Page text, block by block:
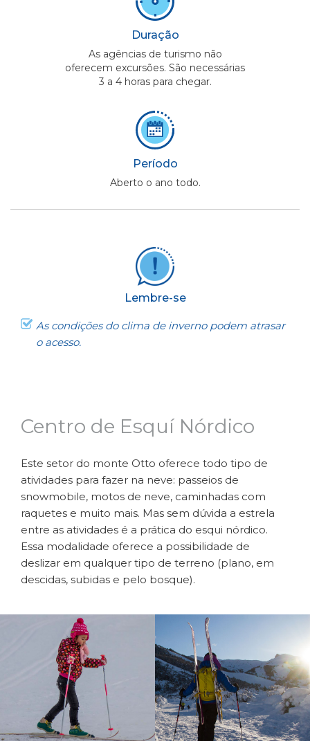
Duração
As agências de turismo não
oferecem excursões. São necessárias
3 a 4 horas para chegar.
Período
Aberto o ano todo.
Lembre-se
As condições do clima de inverno podem atrasar
o acesso.
Centro de Esquí Nórdico
Este setor do monte Otto oferece todo tipo de
atividades para fazer na neve: passeios de
snowmobile, motos de neve, caminhadas com
raquetes e muito mais. Mas sem dúvida a estrela
entre as atividades é a prática do esqui nórdico.
Essa modalidade oferece a possibilidade de
deslizar em qualquer tipo de terreno (plano, em
descidas, subidas e pelo bosque).